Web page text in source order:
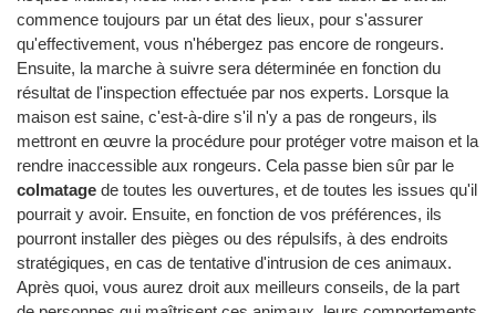
commence toujours par un état des lieux, pour s'assurer
qu'effectivement, vous n'hébergez pas encore de rongeurs.
Ensuite, la marche à suivre sera déterminée en fonction du
résultat de l'inspection effectuée par nos experts. Lorsque la
maison est saine, c'est-à-dire s'il n'y a pas de rongeurs, ils
mettront en œuvre la procédure pour protéger votre maison et la
rendre inaccessible aux rongeurs. Cela passe bien sûr par le
colmatage de toutes les ouvertures, et de toutes les issues qu'il
pourrait y avoir. Ensuite, en fonction de vos préférences, ils
pourront installer des pièges ou des répulsifs, à des endroits
stratégiques, en cas de tentative d'intrusion de ces animaux.
Après quoi, vous aurez droit aux meilleurs conseils, de la part